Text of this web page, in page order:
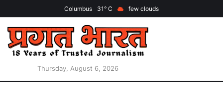
Columbus 31 few clouds
Thursday, August 6, 2026